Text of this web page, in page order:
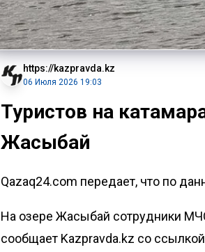
https://kazpravda.kz
06 Июля 2026 19:03
Туристов на
Жасыбай
Qazaq24.com передает, что по
На озере Жасыбай сотрудники
сообщает Kazpravda.kz со